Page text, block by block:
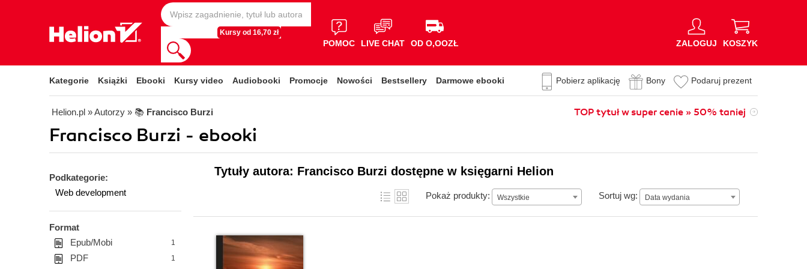
Kursy od 16,70 zł
POMOC LIVE CHAT OD O,OOZŁ ZALOGUJ KOSZYK
Kategorie Książki Ebooki Kursy video Audiobooki Promocje Nowości Bestsellery Darmowe ebooki Pobierz aplikację Bony Podaruj prezent
Helion.pl » Autorzy » 📚 Francisco Burzi TOP tytuł w super cenie » 50% taniej
Francisco Burzi - ebooki
Podkategorie:
Web development
Format
Epub/Mobi
1
PDF 1
Tytuły autora: Francisco Burzi dostępne w księgarni Helion
Pokaż produkty: Wszystkie Sortuj wg: Data wydania
Data wydania